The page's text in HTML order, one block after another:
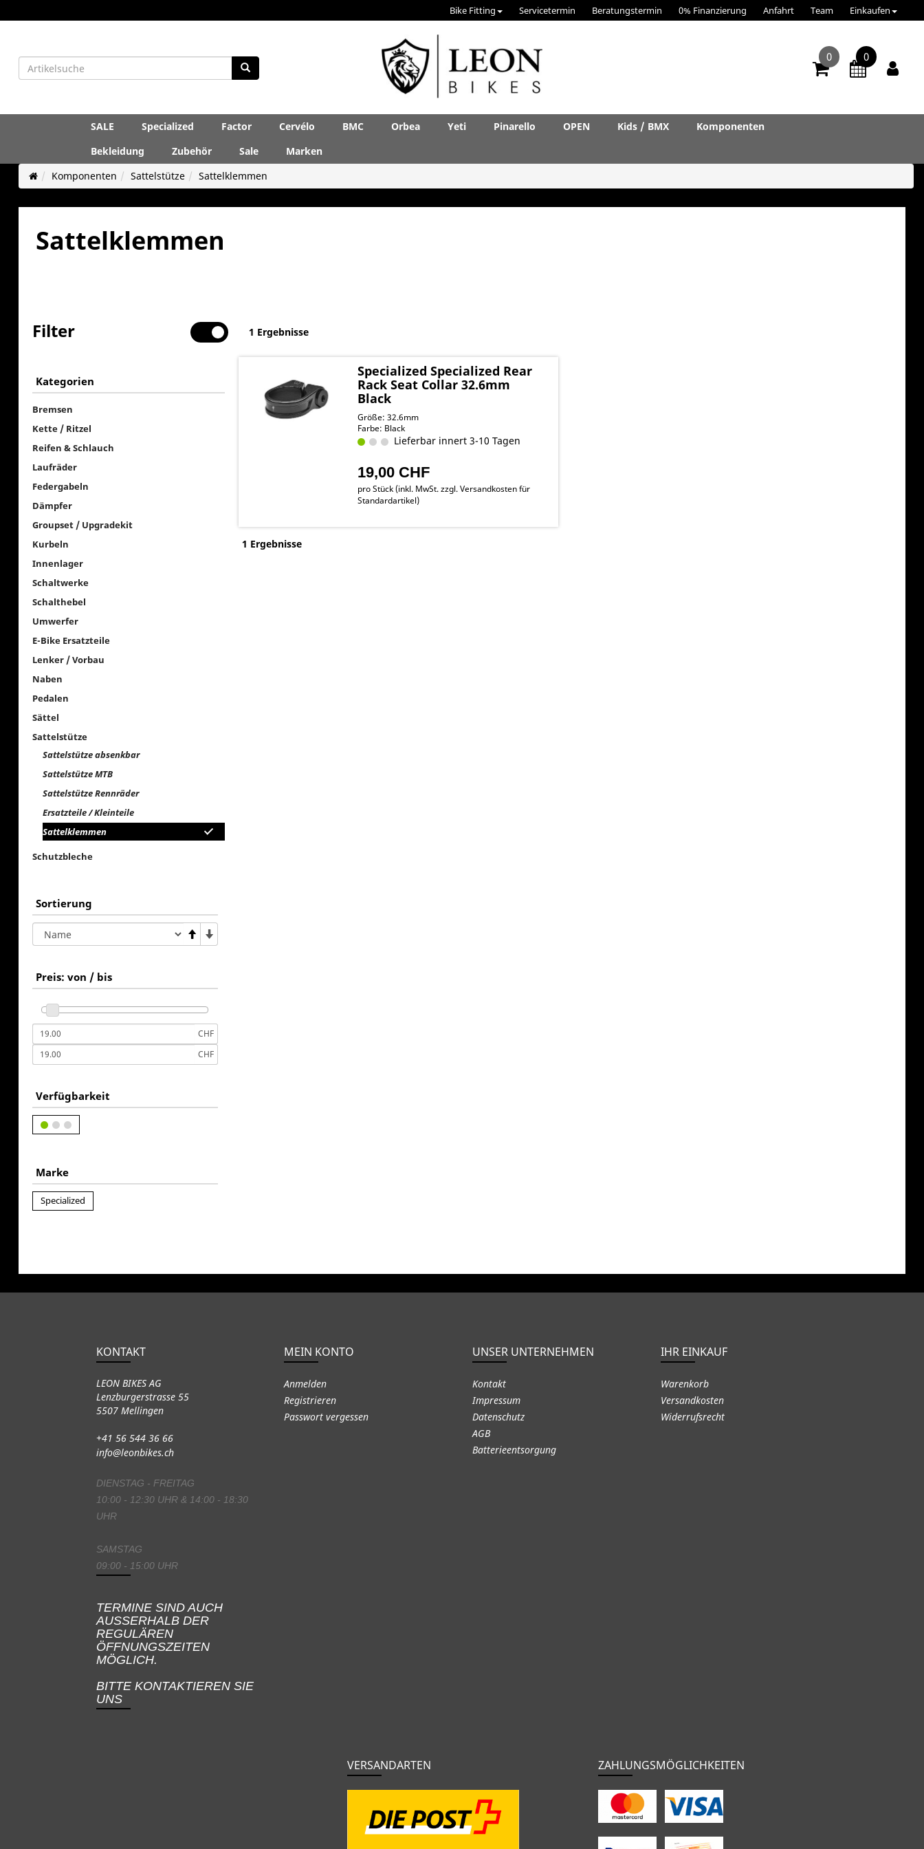
Bike Fitting Servicetermin Beratungstermin 0% Finanzierung Anfahrt Team Einkaufen
0 0
SALE Specialized Factor Cervélo BMC Orbea Yeti Pinarello OPEN Kids / BMX
Komponenten
Bekleidung
Zubehör Sale
Marken
Komponenten
Sattelstütze Sattelklemmen
Sattelklemmen
Filter 1 Ergebnisse
Kategorien
Bremsen
Kette / Ritzel
Reifen & Schlauch
Laufräder
Federgabeln
Dämpfer
Groupset / Upgradekit
Kurbeln
Innenlager
Schaltwerke
Schalthebel
Umwerfer
E-Bike Ersatzteile
Lenker / Vorbau
Naben
Pedalen
Sättel
Sattelstütze
Sattelstütze absenkbar
Sattelstütze MTB
Sattelstütze Rennräder
Ersatzteile / Kleinteile
Sattelklemmen
Schutzbleche
Sortierung
Preis: von / bis
CHF
CHF
Verfügbarkeit
Marke
Specialized
Specialized Specialized Rear
Rack Seat Collar 32.6mm
Black
Größe: 32.6mm
Farbe: Black
Lieferbar innert 3-10 Tagen
19,00 CHF
pro Stück (inkl. MwSt. zzgl.Versandkosten für
Standardartikel)
1 Ergebnisse
KONTAKT
LEON BIKES AG
Lenzburgerstrasse 55
5507 Mellingen
+41 56 544 36 66
info@leonbikes.ch
DIENSTAG - FREITAG
10:00 - 12:30 UHR & 14:00 - 18:30
UHR
SAMSTAG
09:00 - 15:00 UHR
TERMINE SIND AUCH
AUSSERHALB DER
REGULÄREN
ÖFFNUNGSZEITEN
MÖGLICH.
BITTE KONTAKTIEREN SIE
UNS
MEIN KONTO
Anmelden
Registrieren
Passwort vergessen
UNSER UNTERNEHMEN
Kontakt
Impressum
Datenschutz
AGB
Batterieentsorgung
IHR EINKAUF
Warenkorb
Versandkosten
Widerrufsrecht
VERSANDARTEN ZAHLUNGSMÖGLICHKEITEN